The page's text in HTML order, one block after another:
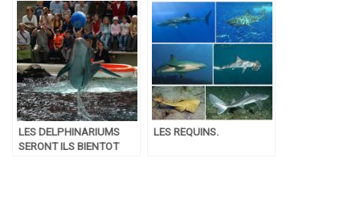
SELON UNE ÉTUDE
SCIENTIFIQUE
LES DELPHINARIUMS
SERONT ILS BIENTOT
LES REQUINS.